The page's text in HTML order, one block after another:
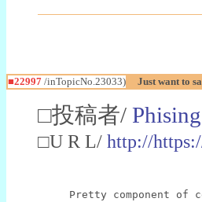
■22997 /inTopicNo.23033) Just want to
□投稿者/
□U R L/ http://
Pretty component